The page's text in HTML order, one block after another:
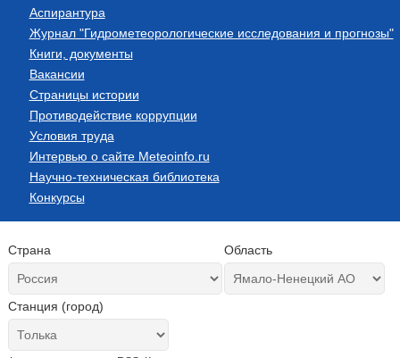
Аспирантура
Журнал "Гидрометеорологические исследования и прогнозы"
Книги, документы
Вакансии
Страницы истории
Противодействие коррупции
Условия труда
Интервью о сайте Meteoinfo.ru
Научно-техническая библиотека
Конкурсы
Страна Область
Станция (город)